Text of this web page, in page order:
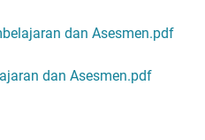
dan Asesmen.pdf
dan Asesmen.pdf